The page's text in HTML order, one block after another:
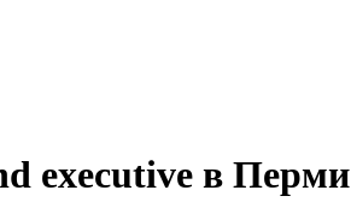
executive в Перми